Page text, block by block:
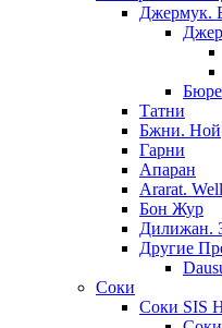
Джермук.
Татни
Бжни. Ной
Гарни
Апаран
Ararat.
Бон Жур
Дилижан.
Другие
Соки
Соки SIS